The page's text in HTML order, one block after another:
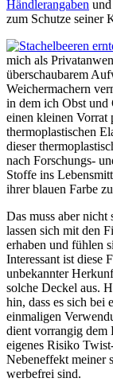
Händlerangaben
zum Schutze seiner
mich als
überschaubarem
Weichermachern
in dem ich Obst und
einen kleinen Vorrat
thermoplastischen
dieser
nach Forschungs-
Stoffe ins
ihrer blauen Farbe
Das muss aber nicht
lassen sich mit den
erhaben und fühlen
Interessant ist diese
unbekannter
solche Deckel aus.
hin, dass es sich
einmaligen
dient vorrangig dem
eigenes Risiko
Nebeneffekt meiner
werbefrei sind.